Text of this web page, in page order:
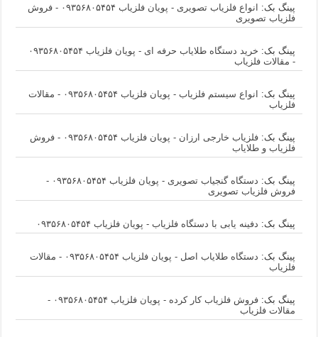
پینگ بک:
انواع فلزیاب تصویری - پویان فلزیاب ۰۹۳۵۶۸۰۵۴۵۴ - فروش
فلزیاب تصویری
پینگ بک:
خرید دستگاه طلایاب حرفه ای - پویان فلزیاب ۰۹۳۵۶۸۰۵۴۵۴
- مقالات فلزیاب
پینگ بک:
انواع سیستم فلزیاب - پویان فلزیاب ۰۹۳۵۶۸۰۵۴۵۴ - مقالات
فلزیاب
پینگ بک:
فلزیاب خارجی ارزان - پویان فلزیاب ۰۹۳۵۶۸۰۵۴۵۴ - فروش
فلزیاب و طلایاب
پینگ بک:
دستگاه گنجیاب تصویری - پویان فلزیاب ۰۹۳۵۶۸۰۵۴۵۴ -
فروش فلزیاب تصویری
پینگ بک: دفینه یابی با دستگاه فلزیاب - پویان فلزیاب ۰۹۳۵۶۸۰۵۴۵۴
پینگ بک:
دستگاه طلایاب اصل - پویان فلزیاب ۰۹۳۵۶۸۰۵۴۵۴ - مقالات
فلزیاب
پینگ بک:
فروش فلزیاب کار کرده - پویان فلزیاب ۰۹۳۵۶۸۰۵۴۵۴ -
مقالات فلزیاب